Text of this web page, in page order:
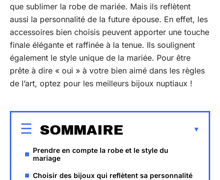
que sublimer la robe de mariée. Mais ils reflètent
aussi la personnalité de la future épouse. En effet, les
accessoires bien choisis peuvent apporter une touche
finale élégante et raffinée à la tenue. Ils soulignent
également le style unique de la mariée. Pour être
prête à dire « oui » à votre bien aimé dans les règles
de l’art, optez pour les meilleurs bijoux nuptiaux !
SOMMAIRE
Prendre en compte la robe et le style du
mariage
Choisir des bijoux qui reflètent sa personnalité